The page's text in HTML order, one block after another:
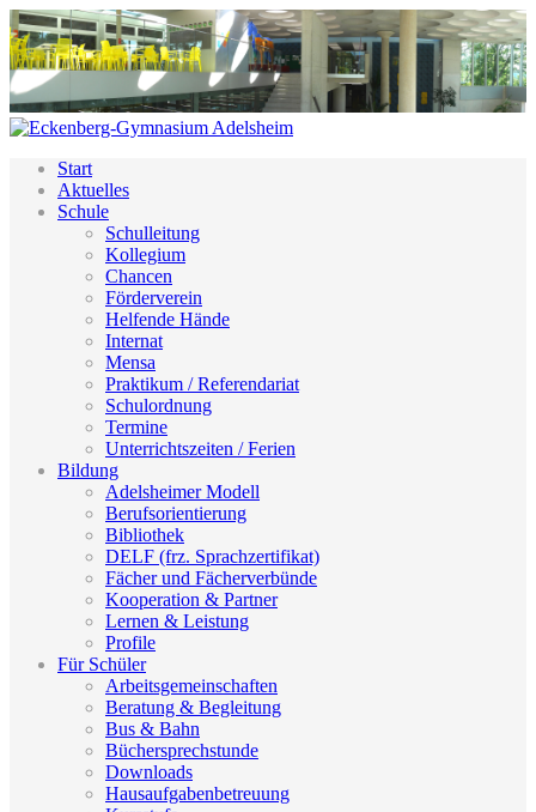
Start
Aktuelles
Schule
Schulleitung
Kollegium
Chancen
Förderverein
Helfende Hände
Internat
Mensa
Praktikum / Referendariat
Schulordnung
Termine
Unterrichtszeiten / Ferien
Bildung
Adelsheimer Modell
Berufsorientierung
Bibliothek
DELF (frz. Sprachzertifikat)
Fächer und Fächerverbünde
Kooperation & Partner
Lernen & Leistung
Profile
Für Schüler
Arbeitsgemeinschaften
Beratung & Begleitung
Bus & Bahn
Büchersprechstunde
Downloads
Hausaufgabenbetreuung